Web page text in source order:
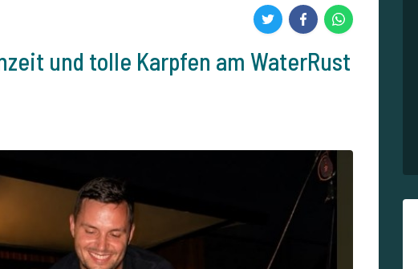
und tolle Karpfen am WaterRust